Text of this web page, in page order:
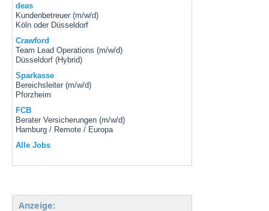
deas
Kundenbetreuer (m/w/d)
Köln oder Düsseldorf
Crawford
Team Lead Operations (m/w/d)
Düsseldorf (Hybrid)
Sparkasse
Bereichsleiter (m/w/d)
Pforzheim
FCB
Berater Versicherungen (m/w/d)
Hamburg / Remote / Europa
Alle Jobs
Anzeige: